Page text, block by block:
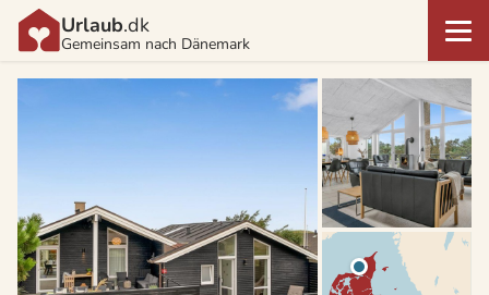
Urlaub.dk
Gemeinsam nach Dänemark